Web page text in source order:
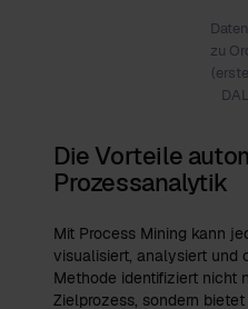
zu
Die Vorteile
Prozessanalytik
Mit Process Mining kann
visualisiert, analysiert und
Methode identifiziert nicht
Zielprozess, sondern